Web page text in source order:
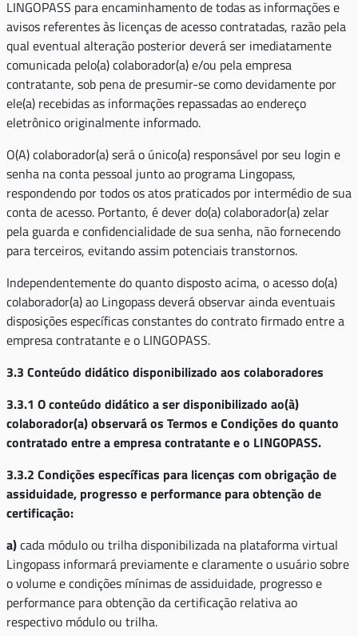
LINGOPASS para encaminhamento de todas as informações e
avisos referentes às licenças de acesso contratadas, razão pela
qual eventual alteração posterior deverá ser imediatamente
comunicada pelo(a) colaborador(a) e/ou pela empresa
contratante, sob pena de presumir-se como devidamente por
ele(a) recebidas as informações repassadas ao endereço
eletrônico originalmente informado.
O(A) colaborador(a) será o único(a) responsável por seu login e
senha na conta pessoal junto ao programa Lingopass,
respondendo por todos os atos praticados por intermédio de sua
conta de acesso. Portanto, é dever do(a) colaborador(a) zelar
pela guarda e confidencialidade de sua senha, não fornecendo
para terceiros, evitando assim potenciais transtornos.
Independentemente do quanto disposto acima, o acesso do(a)
colaborador(a) ao Lingopass deverá observar ainda eventuais
disposições específicas constantes do contrato firmado entre a
empresa contratante e o LINGOPASS.
3.3 Conteúdo didático disponibilizado aos colaboradores
3.3.1 O conteúdo didático a ser disponibilizado ao(à)
colaborador(a) observará os Termos e Condições do quanto
contratado entre a empresa contratante e o LINGOPASS.
3.3.2 Condições específicas para licenças com obrigação de
assiduidade, progresso e performance para obtenção de
certificação:
a)cada módulo ou trilha disponibilizada na plataforma virtual
Lingopass informará previamente e claramente o usuário sobre
o volume e condições mínimas de assiduidade, progresso e
performance para obtenção da certificação relativa ao
respectivo módulo ou trilha.